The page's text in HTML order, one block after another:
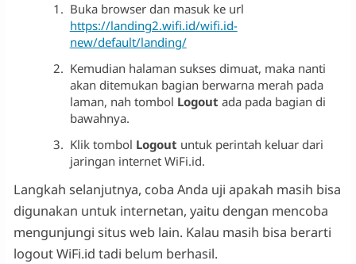
Buka browser dan masuk ke url
https://landing2.wifi.id/wifi.id-
new/default/landing/
Kemudian halaman sukses dimuat, maka nanti
akan ditemukan bagian berwarna merah pada
laman, nah tombol Logout ada pada bagian di
bawahnya.
Klik tombol Logout untuk perintah keluar dari
jaringan internet WiFi.id.
Langkah selanjutnya, coba Anda uji apakah masih bisa
digunakan untuk internetan, yaitu dengan mencoba
mengunjungi situs web lain. Kalau masih bisa berarti
logout WiFi.id tadi belum berhasil.